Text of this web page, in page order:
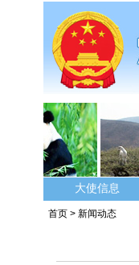
大使信息
首页 > 新闻动态